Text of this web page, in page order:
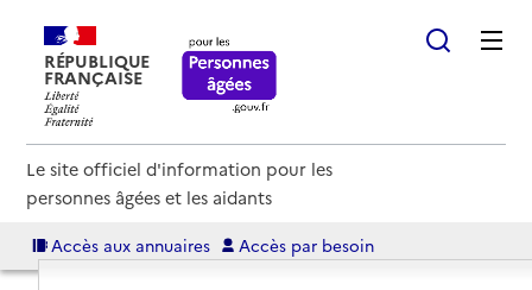
RÉPUBLIQUE
FRANÇAISE
Le site officiel d'information pour les
personnes âgées et les aidants
Accès aux annuaires Accès par besoin